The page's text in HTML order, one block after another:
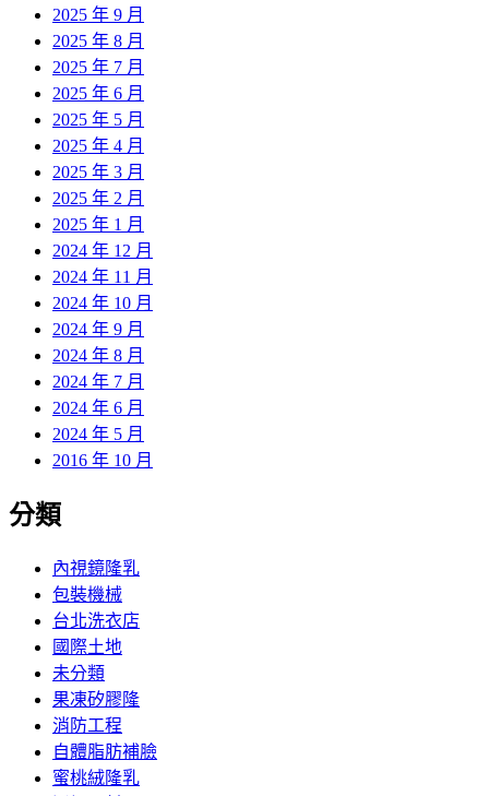
2025 年 9 月
2025 年 8 月
2025 年 7 月
2025 年 6 月
2025 年 5 月
2025 年 4 月
2025 年 3 月
2025 年 2 月
2025 年 1 月
2024 年 12 月
2024 年 11 月
2024 年 10 月
2024 年 9 月
2024 年 8 月
2024 年 7 月
2024 年 6 月
2024 年 5 月
2016 年 10 月
分類
內視鏡隆乳
包裝機械
台北洗衣店
國際土地
未分類
果凍矽膠隆
消防工程
自體脂肪補臉
蜜桃絨隆乳